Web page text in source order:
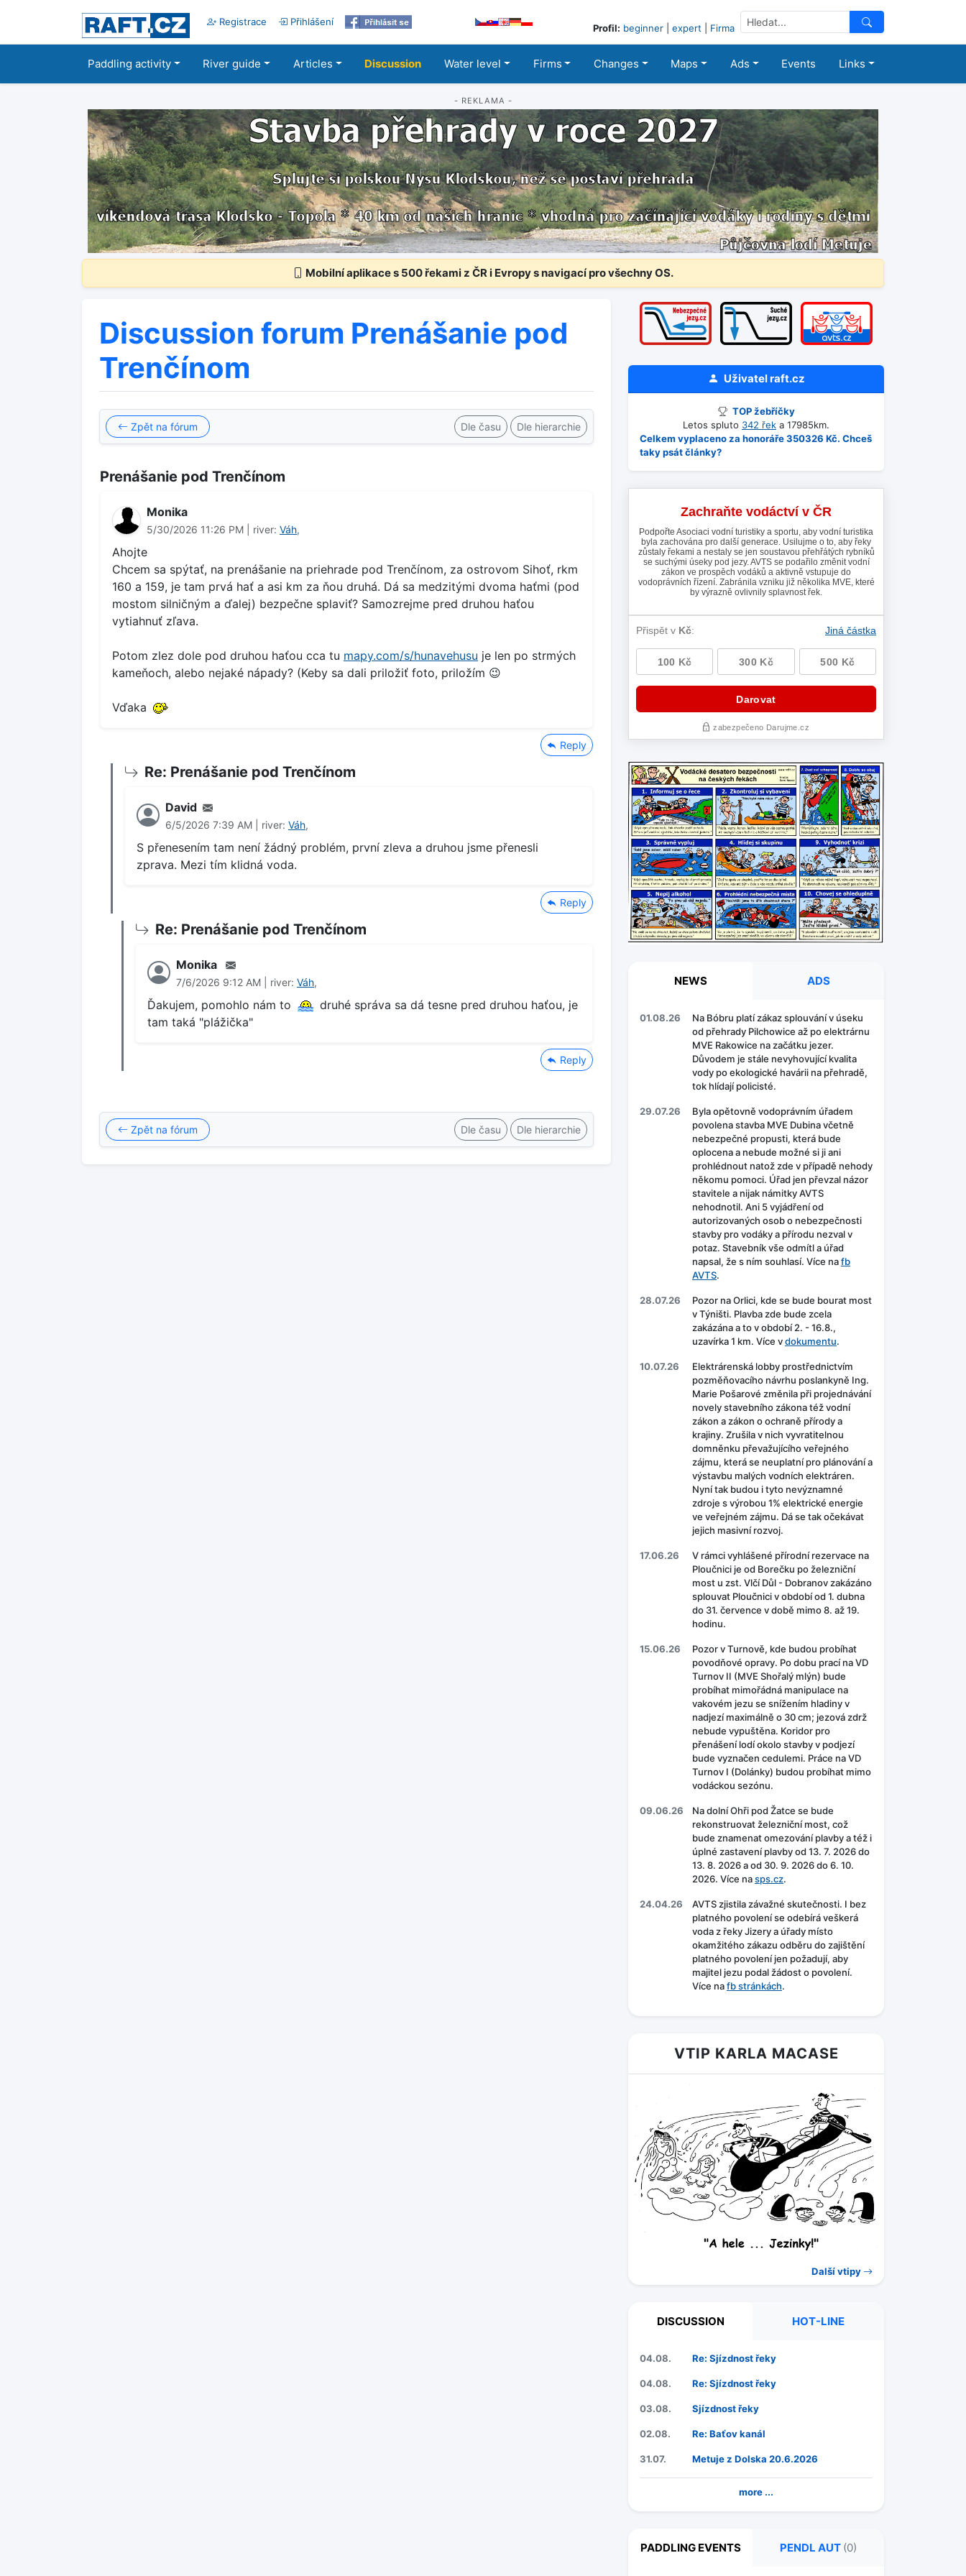
Registrace Přihlášení
Profil: beginner expert Firma
Paddling activity River guide Articles Discussion Water level Firms Changes Maps Ads Events Links
- REKLAMA -
Mobilní aplikace s 500 řekami z ČR i Evropy s navigací pro všechny OS.
Discussion forum Prenášanie pod
Trenčínom
Zpět na fórum Dle času Dle hierarchie
Prenášanie pod Trenčínom
Monika
5/30/2026 11:26 PM | river: Váh,
Ahojte
Chcem sa spýtať, na prenášanie na priehrade pod Trenčínom, za ostrovom Sihoť, rkm
160 a 159, je tam prvá hať a asi km za ňou druhá. Dá sa medzitými dvoma haťmi (pod
mostom silničným a ďalej) bezpečne splaviť? Samozrejme pred druhou haťou
vytiahnuť zľava.
Potom zlez dole pod druhou haťou cca tu mapy.com/s/hunavehusu je len po strmých
kameňoch, alebo nejaké nápady? (Keby sa dali priložiť foto, priložím 😉
Vďaka
Reply
Re: Prenášanie pod Trenčínom
David
6/5/2026 7:39 AM | river: Váh,
S přenesením tam není žádný problém, první zleva a druhou jsme přenesli
zprava. Mezi tím klidná voda.
Reply
Re: Prenášanie pod Trenčínom
Monika
7/6/2026 9:12 AM | river: Váh,
Ďakujem, pomohlo nám to
druhé správa sa dá tesne pred druhou haťou, je
tam taká "plážička"
Reply
Zpět na fórum Dle času Dle hierarchie
Uživatelraft.cz
TOP žebříčky
Letos spluto 342 řek a 17985km.
Celkem vyplaceno za honoráře 350326 Kč. Chceš
taky psát články?
NEWS ADS
01.08.26
Na Bóbru platí zákaz splouvání v úseku
od přehrady Pilchowice až po elektrárnu
MVE Rakowice na začátku jezer.
Důvodem je stále nevyhovující kvalita
vody po ekologické havárii na přehradě,
tok hlídají policisté.
29.07.26
Byla opětovně vodoprávním úřadem
povolena stavba MVE Dubina včetně
nebezpečné propusti, která bude
oplocena a nebude možné si ji ani
prohlédnout natož zde v případě nehody
někomu pomoci. Úřad jen převzal názor
stavitele a nijak námitky AVTS
nehodnotil. Ani 5 vyjádření od
autorizovaných osob o nebezpečnosti
stavby pro vodáky a přírodu nezval v
potaz. Stavebník vše odmítl a úřad
napsal, že s ním souhlasí. Více nafb
AVTS.
28.07.26
Pozor na Orlici, kde se bude bourat most
v Týništi. Plavba zde bude zcela
zakázána a to v období 2. - 16.8.,
uzavírka 1 km. Více vdokumentu.
10.07.26
Elektrárenská lobby prostřednictvím
pozměňovacího návrhu poslankyně Ing.
Marie Pošarové změnila při projednávání
novely stavebního zákona též vodní
zákon a zákon o ochraně přírody a
krajiny. Zrušila v nich vyvratitelnou
domněnku převažujícího veřejného
zájmu, která se neuplatní pro plánování a
výstavbu malých vodních elektráren.
Nyní tak budou i tyto nevýznamné
zdroje s výrobou 1% elektrické energie
ve veřejném zájmu. Dá se tak očekávat
jejich masivní rozvoj.
17.06.26
V rámci vyhlášené přírodní rezervace na
Ploučnici je od Borečku po železniční
most u zst. Vlčí Důl - Dobranov zakázáno
splouvat Ploučnici v období od 1. dubna
do 31. července v době mimo 8. až 19.
hodinu.
15.06.26
Pozor v Turnově, kde budou probíhat
povodňové opravy. Po dobu prací na VD
Turnov II (MVE Shořalý mlýn) bude
probíhat mimořádná manipulace na
vakovém jezu se snížením hladiny v
nadjezí maximálně o 30 cm; jezová zdrž
nebude vypuštěna. Koridor pro
přenášení lodí okolo stavby v podjezí
bude vyznačen cedulemi. Práce na VD
Turnov I (Dolánky) budou probíhat mimo
vodáckou sezónu.
09.06.26
Na dolní Ohři pod Žatce se bude
rekonstruovat železniční most, což
bude znamenat omezování plavby a též i
úplné zastavení plavby od 13. 7. 2026 do
13. 8. 2026 a od 30. 9. 2026 do 6. 10.
2026. Více nasps.cz.
24.04.26
AVTS zjistila závažné skutečnosti. I bez
platného povolení se odebírá veškerá
voda z řeky Jizery a úřady místo
okamžitého zákazu odběru do zajištění
platného povolení jen požadují, aby
majitel jezu podal žádost o povolení.
Více nafb stránkách.
VTIP KARLA MACASE
Další vtipy
DISCUSSION HOT-LINE
04.08. Re: Sjízdnost řeky
04.08. Re: Sjízdnost řeky
03.08. Sjízdnost řeky
02.08. Re: Baťov kanál
31.07. Metuje z Dolska 20.6.2026
more ...
PADDLING EVENTS PENDL AUT (0)